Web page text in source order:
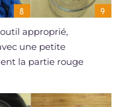
approprié,
une petite
la partie rouge